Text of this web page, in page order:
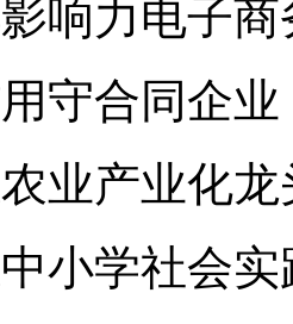
响力电子
守合同企业
业产业化
小学社会